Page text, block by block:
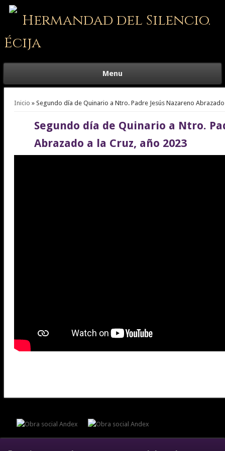
Hermandad del Silencio.
Écija
Menu
Se encuentra usted aquí
Inicio » Segundo día de Quinario a Ntro. Padre Jesús Nazareno
Segundo día de Quinario a Ntro.
Abrazado a la Cruz, año 2023